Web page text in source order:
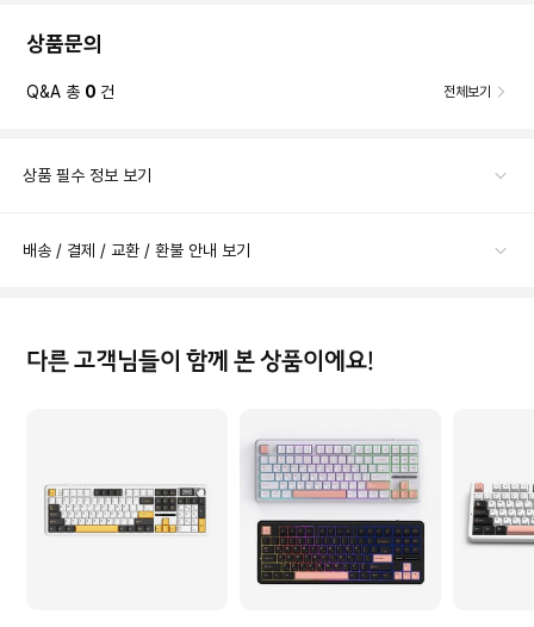
상품문의
Q&A 총 0 건 전체보기
상품 필수 정보 보기
배송 / 결제 / 교환 / 환불 안내 보기
다른 고객님들이 함께 본 상품이에요!